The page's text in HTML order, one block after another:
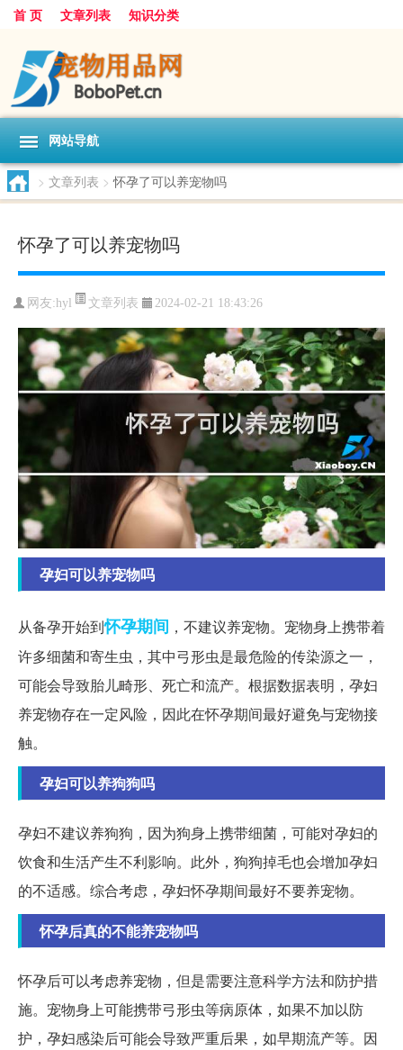
首 页 文章列表 知识分类
网站导航
> 文章列表 > 怀孕了可以养宠物吗
怀孕了可以养宠物吗
网友:hyl 文章列表 2024-02-21 18:43:26
孕妇可以养宠物吗
从备孕开始到怀孕期间 ，不建议养宠物。宠物身上携带着
许多细菌和寄生虫，其中弓形虫是最危险的传染源之一，
可能会导致胎儿畸形、死亡和流产。根据数据表明，孕妇
养宠物存在一定风险，因此在怀孕期间最好避免与宠物接
触。
孕妇可以养狗狗吗
孕妇不建议养狗狗，因为狗身上携带细菌，可能对孕妇的
饮食和生活产生不利影响。此外，狗狗掉毛也会增加孕妇
的不适感。综合考虑，孕妇怀孕期间最好不要养宠物。
怀孕后真的不能养宠物吗
怀孕后可以考虑养宠物，但是需要注意科学方法和防护措
施。宠物身上可能携带弓形虫等病原体，如果不加以防
护，孕妇感染后可能会导致严重后果，如早期流产等。因